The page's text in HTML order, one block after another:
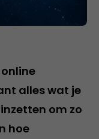
alles wat je
om zo
hoe